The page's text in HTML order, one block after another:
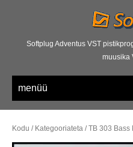
Softplug Adventus VST
muusika
menüü
Kodu / Kategooriateta / TB 303 Bass